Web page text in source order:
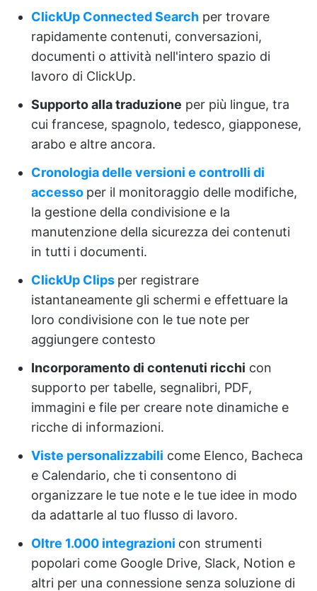
ClickUp Connected Search per trovare
rapidamente contenuti, conversazioni,
documenti o attività nell'intero spazio di
lavoro di ClickUp.
Supporto alla traduzione per più lingue, tra
cui francese, spagnolo, tedesco, giapponese,
arabo e altre ancora.
Cronologia delle versioni e controlli di
accesso per il monitoraggio delle modifiche,
la gestione della condivisione e la
manutenzione della sicurezza dei contenuti
in tutti i documenti.
ClickUp Clips per registrare
istantaneamente gli schermi e effettuare la
loro condivisione con le tue note per
aggiungere contesto
Incorporamento di contenuti ricchi con
supporto per tabelle, segnalibri, PDF,
immagini e file per creare note dinamiche e
ricche di informazioni.
Viste personalizzabili come Elenco, Bacheca
e Calendario, che ti consentono di
organizzare le tue note e le tue idee in modo
da adattarle al tuo flusso di lavoro.
Oltre 1.000 integrazioni con strumenti
popolari come Google Drive, Slack, Notion e
altri per una connessione senza soluzione di